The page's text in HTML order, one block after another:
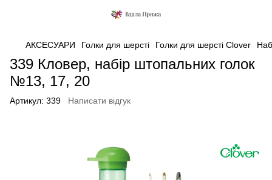
АКСЕСУАРИ Голки для шерсті Голки для шерсті Clover
339 Кловер, набір штопальних голок
№13, 17, 20
Артикул: 339 Написати відгук